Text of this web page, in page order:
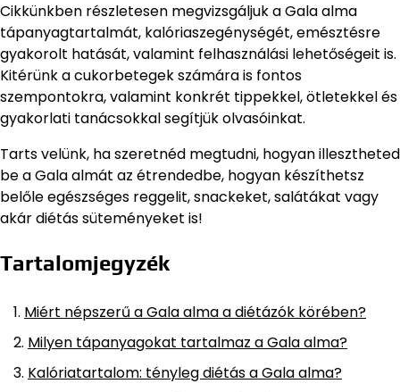
Cikkünkben részletesen megvizsgáljuk a Gala alma
tápanyagtartalmát, kalóriaszegénységét, emésztésre
gyakorolt hatását, valamint felhasználási lehetőségeit is.
Kitérünk a cukorbetegek számára is fontos
szempontokra, valamint konkrét tippekkel, ötletekkel és
gyakorlati tanácsokkal segítjük olvasóinkat.
Tarts velünk, ha szeretnéd megtudni, hogyan illesztheted
be a Gala almát az étrendedbe, hogyan készíthetsz
belőle egészséges reggelit, snackeket, salátákat vagy
akár diétás süteményeket is!
Tartalomjegyzék
Miért népszerű a Gala alma a diétázók körében?
Milyen tápanyagokat tartalmaz a Gala alma?
Kalóriatartalom: tényleg diétás a Gala alma?